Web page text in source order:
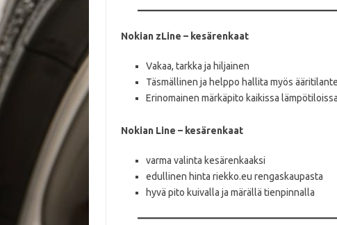
Nokian zLine – kesärenkaat
Vakaa, tarkka ja hiljainen
Täsmällinen ja helppo hallita myös
Erinomainen märkäpito kaikissa lämpötiloissa
Nokian Line – kesärenkaat
varma valinta kesärenkaaksi
edullinen hinta riekko.eu rengaskaupasta
hyvä pito kuivalla ja märällä tienpinnalla